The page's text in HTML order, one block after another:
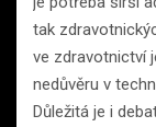
tak
ve zdravotnictví
nedůvěru v
Důležitá je i